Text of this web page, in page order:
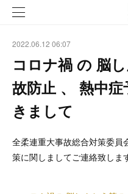
2022.06.12 06:07
コロナ禍 の 脳
故防止 、 熱中
きまして
全柔連重大事故総合対策委員
策に関しましてご連絡致しま